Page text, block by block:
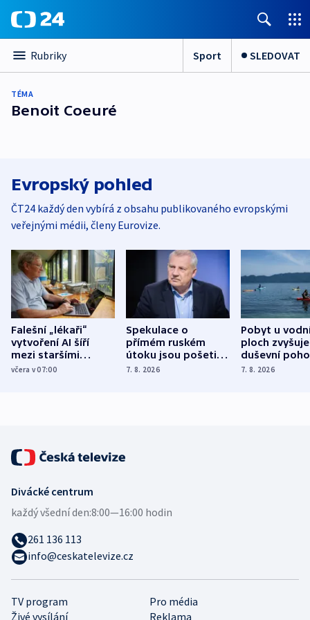
Rubriky Sport SLEDOVAT
TÉMA
Benoit Coeuré
Evropský pohled
ČT24 každý den vybírá z obsahu publikovaného evropskými
veřejnými médii, členy Eurovize.
Falešní „lékaři“
vytvoření AI šíří
mezi staršími
Poláky nebezpečné
včera v 07:00
Spekulace o
přímém ruském
útoku jsou pošetilé,
míní estonský
7. 8. 2026
Pobyt u
ploch zvyšuje
duševní
ukázala
7. 8. 2026
TV program
Pro média
Živé vysílání
Reklama
Divácké centrum
každý všední den:8:00—16:00 hodin
261 136 113
info@ceskatelevize.cz